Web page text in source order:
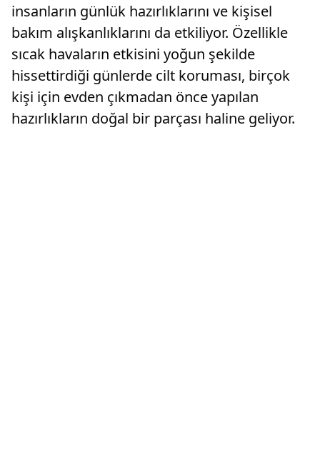
insanların günlük hazırlıklarını ve kişisel
bakım alışkanlıklarını da etkiliyor. Özellikle
sıcak havaların etkisini yoğun şekilde
hissettirdiği günlerde cilt koruması, birçok
kişi için evden çıkmadan önce yapılan
hazırlıkların doğal bir parçası haline geliyor.